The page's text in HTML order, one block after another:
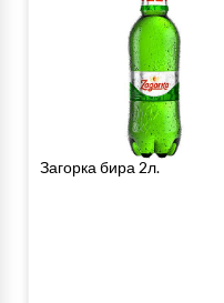
Загорка бира 2л.